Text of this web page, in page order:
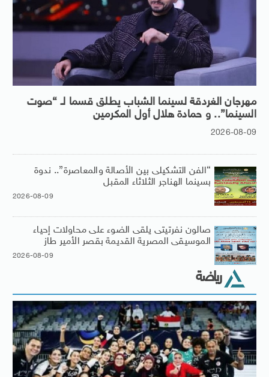
مهرجان الغردقة لسينما الشباب يطلق قسما لـ “صوت
السينما”.. و حمادة هلال أول المكرمين
2026-08-09
“الفن التشكيلى بين الأصالة والمعاصرة”.. ندوة
بسينما الهناجر الثلاثاء المقبل
2026-08-09
صالون نفرتيتى يلقى الضوء على محاولات إحياء
الموسيقى المصرية القديمة بقصر الأمير طاز
2026-08-09
رياضة